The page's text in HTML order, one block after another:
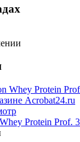
Protein Prof.